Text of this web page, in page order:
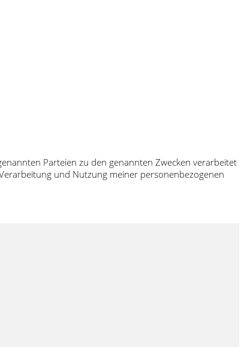
Parteien zu den genannten Zwecken verarbeitet
und Nutzung meiner personenbezogenen